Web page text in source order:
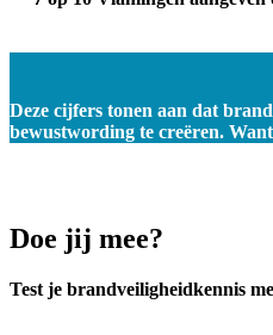
Deze cijfers tonen aan dat
bewustwording te creëren.
Doe jij mee?
Test je brandveiligheidkennis